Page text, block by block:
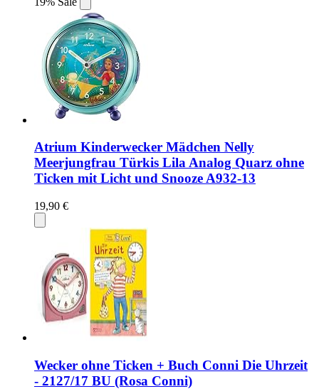
Atrium Kinderwecker Mädchen Nelly
Meerjungfrau Türkis Lila Analog Quarz ohne
Ticken mit Licht und Snooze A932-13
19,90 €
Wecker ohne Ticken + Buch Conni Die Uhrzeit
- 2127/17 BU (Rosa Conni)